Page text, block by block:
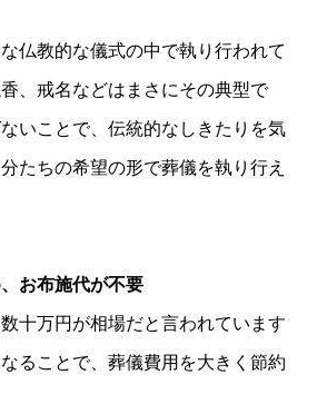
仏教的な儀式の中で執り行われて
、戒名などはまさにその典型で
いことで、伝統的なしきたりを気
たちの希望の形で葬儀を執り行え
お布施代が不要
十万円が相場だと言われています
ることで、葬儀費用を大きく節約